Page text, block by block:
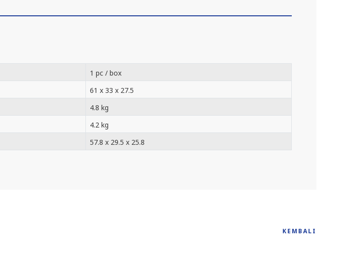
1 pc / box
61 x 33 x 27.5
4.8 kg
4.2 kg
57.8 x 29.5 x 25.8
KEMBALI